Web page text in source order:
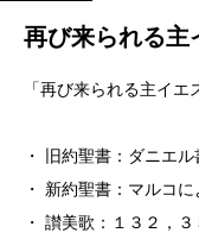
再び来られる主
「再び来られる主イ
・ 旧約聖書：ダニエ
・ 新約聖書：マル
・ 讃美歌：１３２，